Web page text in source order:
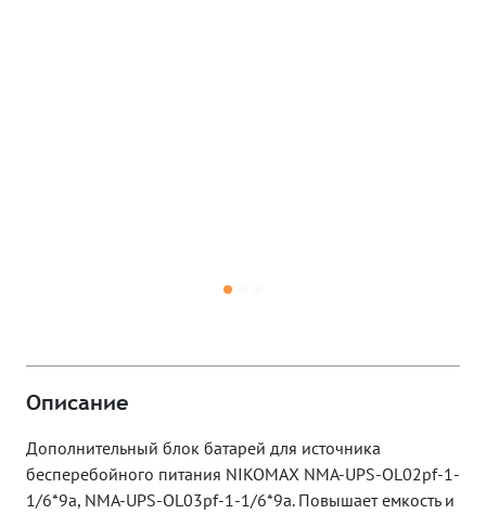
Описание
Дополнительный блок батарей для источника
бесперебойного питания NIKOMAX NMA-UPS-OL02pf-1-
1/6*9a, NMA-UPS-OL03pf-1-1/6*9a. Повышает емкость и